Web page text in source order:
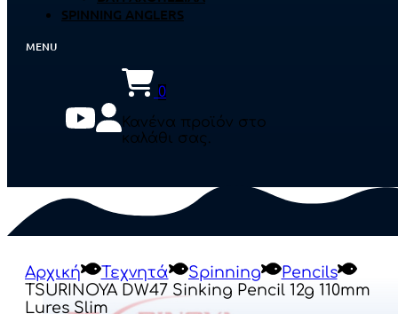
SPINNING ANGLERS
0
Κανένα προϊόν στο
καλάθι σας.
Αρχική Τεχνητά Spinning
Pencils
TSURINOYA DW47 Sinking Pencil 12g 110mm
Lures Slim